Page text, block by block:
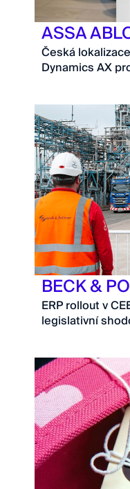
ASSA
Česká
Dynamics AX
BECK &
ERP rollout v
legislativní